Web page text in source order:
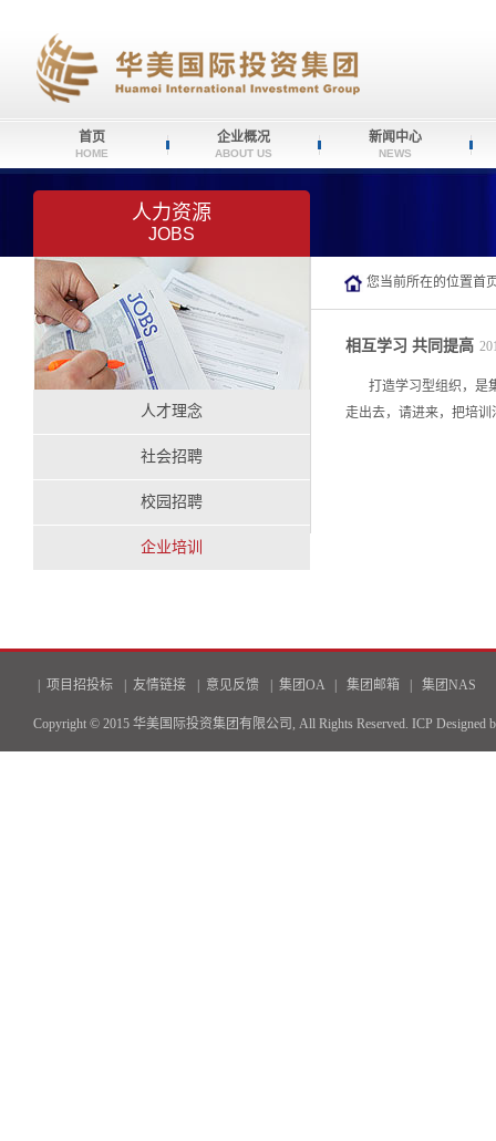
首页
HOME
企业概况
ABOUT US
新闻中心
NEWS
人力资源
JOBS
人才理念
社会招聘
校园招聘
企业培训
您当前所在的位置首
相互学习 共同提高
打造学习型组织，是集
走出去，请进来，把培
项目招投标 友情链接 意见反馈 集团OA| 集团邮箱 集团NAS
Copyright © 2015 华美国际投资集团有限公司, All Rights Reserved. ICP Designed